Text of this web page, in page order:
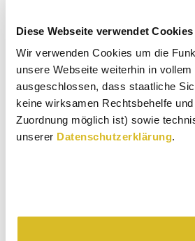
Diese Webseite verwendet Cookies
Wir verwenden Cookies um die
unsere Webseite weiterhin in
ausgeschlossen, dass staatliche
keine wirksamen Rechtsbehelfe
Zuordnung möglich ist) sowie
unserer Datenschutzerklärung.